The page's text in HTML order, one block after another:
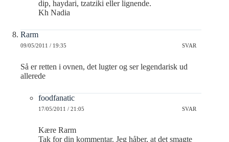
dip, haydari, tzatziki eller lignende.
Kh Nadia
Rarm
09/05/2011 / 19:35 SVAR
Så er retten i ovnen, det lugter og ser legendarisk ud
allerede
foodfanatic
17/05/2011 / 21:05 SVAR
Kære Rarm
Tak for din kommentar. Jeg håber, at det smagte